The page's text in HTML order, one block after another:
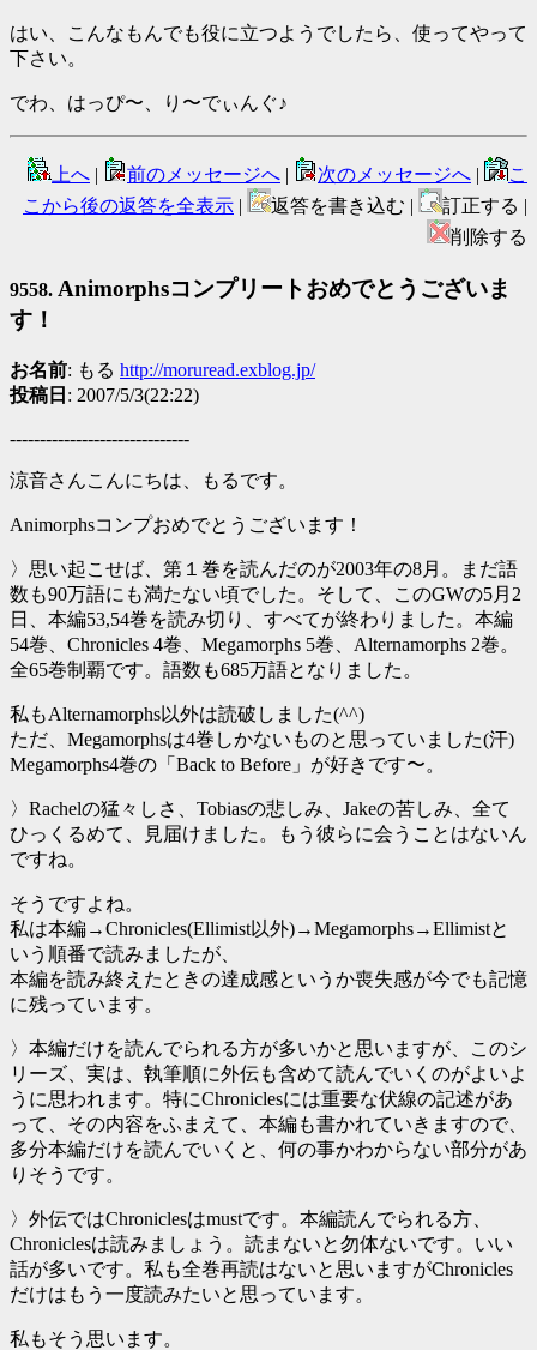
はい、こんなもんでも役に立つようでしたら、使ってやって
下さい。
でわ、はっぴ〜、り〜でぃんぐ♪
上へ | 前のメッセージへ | 次のメッセージへ |
こ
こから後の返答を全表示 | 返答を書き込む |
訂正する |
削除する
9558. Animorphsコンプリートおめでとうございま
す！
お名前: もる http://moruread.exblog.jp/
投稿日 : 2007/5/3(22:22)
------------------------------
涼音さんこんにちは、もるです。
Animorphsコンプおめでとうございます！
〉思い起こせば、第１巻を読んだのが2003年の8月。まだ語
数も90万語にも満たない頃でした。そして、このGWの5月2
日、本編53,54巻を読み切り、すべてが終わりました。本編
54巻、Chronicles 4巻、Megamorphs 5巻、Alternamorphs 2巻。
全65巻制覇です。語数も685万語となりました。
私もAlternamorphs以外は読破しました(^^)
ただ、Megamorphsは4巻しかないものと思っていました(汗)
Megamorphs4巻の「Back to Before」が好きです〜。
〉Rachelの猛々しさ、Tobiasの悲しみ、Jakeの苦しみ、全て
ひっくるめて、見届けました。もう彼らに会うことはないん
ですね。
そうですよね。
私は本編→Chronicles(Ellimist以外)→Megamorphs→Ellimistと
いう順番で読みましたが、
本編を読み終えたときの達成感というか喪失感が今でも記憶
に残っています。
〉本編だけを読んでられる方が多いかと思いますが、このシ
リーズ、実は、執筆順に外伝も含めて読んでいくのがよいよ
うに思われます。特にChroniclesには重要な伏線の記述があ
って、その内容をふまえて、本編も書かれていきますので、
多分本編だけを読んでいくと、何の事かわからない部分があ
りそうです。
〉外伝ではChroniclesはmustです。本編読んでられる方、
Chroniclesは読みましょう。読まないと勿体ないです。いい
話が多いです。私も全巻再読はないと思いますがChronicles
だけはもう一度読みたいと思っています。
私もそう思います。